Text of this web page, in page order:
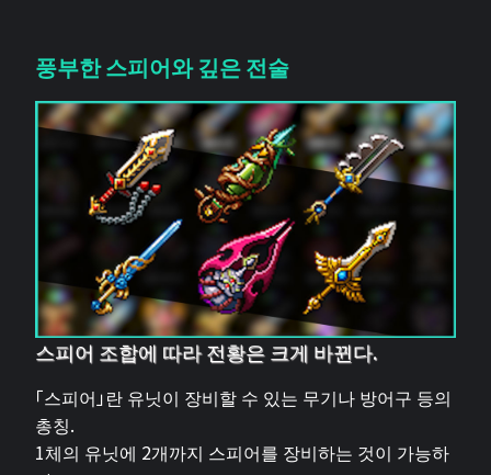
풍부한 스피어와 깊은 전술
스피어 조합에 따라 전황은 크게 바뀐다.
「스피어」란 유닛이 장비할 수 있는 무기나 방어구 등의
총칭.
1체의 유닛에 2개까지 스피어를 장비하는 것이 가능하